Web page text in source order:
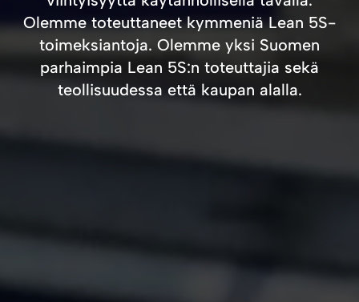
Olemme toteuttaneet kymmeniä Lean 5S-
toimeksiantoja. Olemme yksi Suomen
parhaimpia Lean 5S:n toteuttajia sekä
teollisuudessa että kaupan alalla.